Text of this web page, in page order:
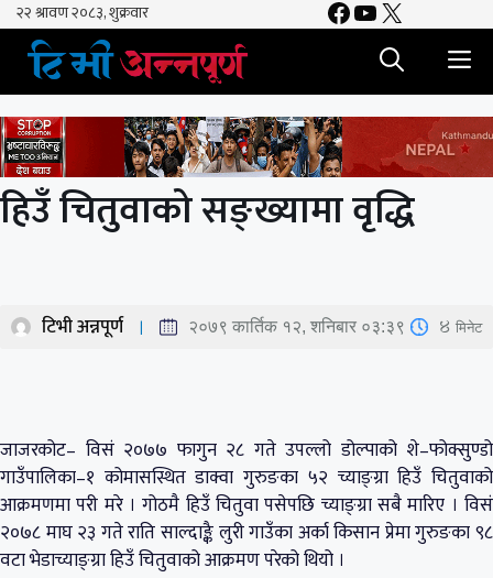
Skip
content
Facebook
YouTube
X
हिउँ चितुवाको सङ्ख्यामा वृद्धि
टिभी अन्नपूर्ण २०७९ कार्तिक १२, शनिबार ०३:३९ 4 मिनेट
जाजरकोट– विसं २०७७ फागुन २८ गते उपल्लो डोल्पाको शे–फोक्सुण्डो
गाउँपालिका–१ कोमासस्थित डाक्वा गुरुङका ५२ च्याङ्ग्रा हिउँ चितुवाको
आक्रमणमा परी मरे । गोठमै हिउँ चितुवा पसेपछि च्याङ्ग्रा सबै मारिए । विसं
२०७८ माघ २३ गते राति साल्दाङ्कै लुरी गाउँका अर्का किसान प्रेमा गुरुङका ९८
वटा भेडाच्याङ्ग्रा हिउँ चितुवाको आक्रमण परेको थियो ।